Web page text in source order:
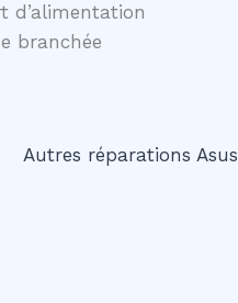
d’alimentation
branchée
Autres réparations Asus